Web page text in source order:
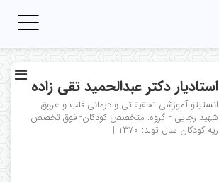
استادیار دکتر عبدالحمید تقی زاده
انستیتو آموزشی تحقیقاتی و درمانی قلب و عروق
شهید رجایی - گروه: متخصص کودکان- فوق تخصص
ریه کودکان سال تولد: ۱۳۷۰ |